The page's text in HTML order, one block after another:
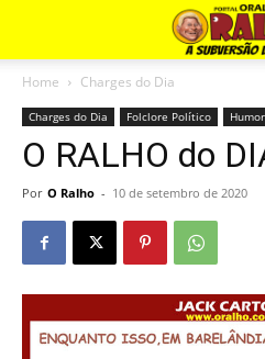
Home Charges do Dia
Charges do Dia Folclore Político
O RALHO do
Por O Ralho - 10 de setembro de 2020